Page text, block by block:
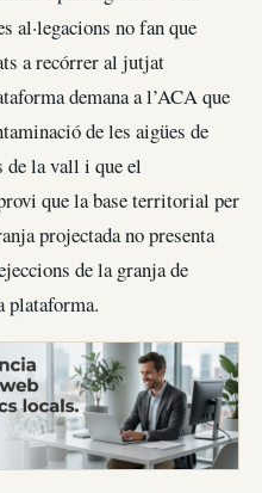
al·legacions no fan que
a recórrer al jutjat
demana a l’ACA que
de les aigües de
de la vall i que el
que la base territorial per
projectada no presenta
de la granja de
plataforma.